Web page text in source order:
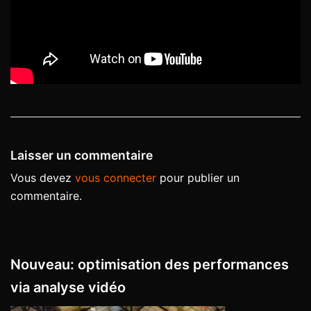
Laisser un commentaire
Vous devez vous connecter pour publier un
commentaire.
Nouveau: optimisation des performances
via analyse vidéo